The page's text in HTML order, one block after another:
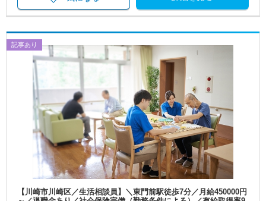
記事あり
【川崎市川崎区／生活相談員】＼東門前駅徒歩7分／月給450000円